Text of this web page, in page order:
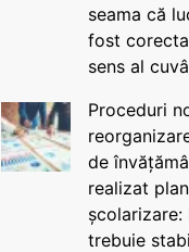
seama că
fost
sens al
Proceduri
de
realizat
trebuie